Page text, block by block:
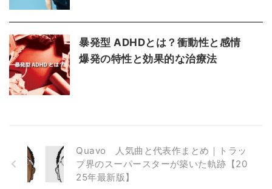
暴発型 ADHDとは？衝動性と感情
爆発の特性と効果的な治療法
Quavo 人気曲と代表作まとめ｜トラッ
プ界のスーパースターが築いた軌跡【20
25年最新版】